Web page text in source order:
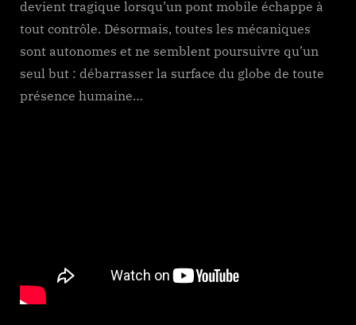
devient tragique lorsqu’un pont mobile échappe à
tout contrôle. Désormais, toutes les mécaniques
sont autonomes et ne semblent poursuivre qu’un
seul but : débarrasser la surface du globe de toute
présence humaine…